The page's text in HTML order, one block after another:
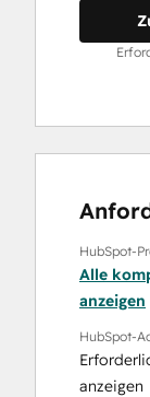
HubSpot-
Alle
anzeigen
HubSpot-
anzeigen